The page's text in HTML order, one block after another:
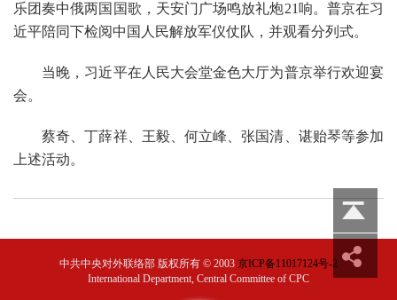
乐团奏中俄两国国歌，天安门广场鸣放礼炮21 响。普京在习
近平陪同下检阅中国人民解放军仪仗队，并观看分列式。
当晚，习近平在人民大会堂金色大厅为普京举行欢迎宴
会。
蔡奇、丁薛祥、王毅、何立峰、张国清、谌贻琴等参加
上述活动。
中共中央对外联络部 版权所有 © 2003 京ICP备11017124号-2
International Department, Central Committee of CPC